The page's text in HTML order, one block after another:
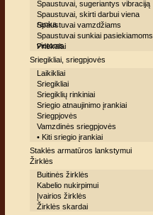
Spaustuvai, sugeriantys vibraciją
Spaustuvai, skirti darbui viena
ranka
Spaustuvai vamzdžiams
Spaustuvai sunkiai pasiekiamoms
vietoms
Priekalai
Sriegikliai, sriegpjovės
Laikikliai
Sriegikliai
Sriegiklių rinkiniai
Sriegio atnaujinimo įrankiai
Sriegpjovės
Vamzdinės sriegpjovės
• Kiti sriegio įrankiai
Staklės armatūros lankstymui
Žirklės
Buitinės žirklės
Kabelio nukirpimui
Įvairios žirklės
Žirklės skardai